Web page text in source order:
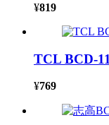
¥819
TCL BCD-
¥769